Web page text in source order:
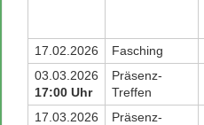
17.02.2026
Fasching
03.03.2026
17:00 Uhr
Präsenz-
Treffen
17.03.2026
Präsenz-